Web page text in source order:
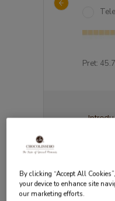
Pret:
By clicking “Accept All
your device to enhance site
our marketing efforts.